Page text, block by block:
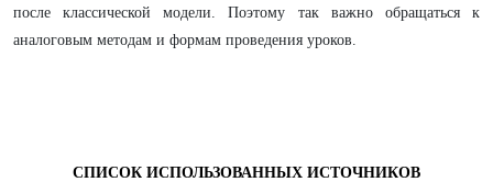
после классической модели. Поэтому так важно обращаться к
аналоговым методам и формам проведения уроков.
СПИСОК ИСПОЛЬЗОВАННЫХ ИСТОЧНИКОВ